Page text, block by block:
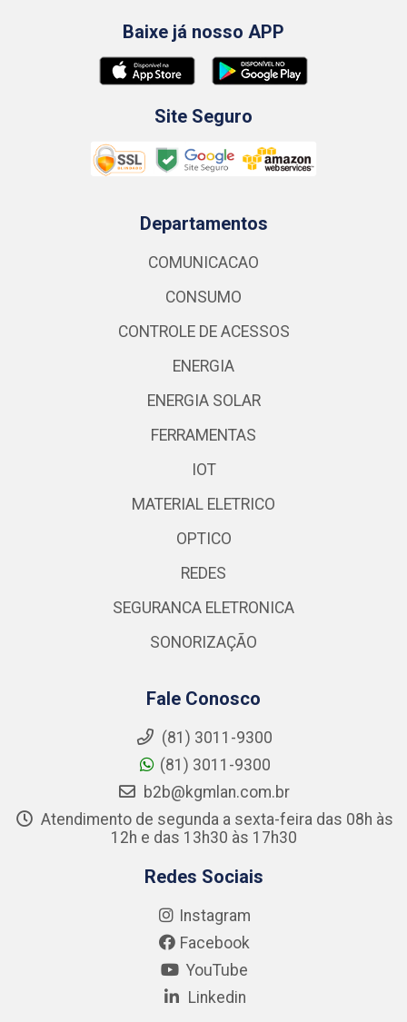
Baixe já nosso APP
Site Seguro
Departamentos
COMUNICACAO
CONSUMO
CONTROLE DE ACESSOS
ENERGIA
ENERGIA SOLAR
FERRAMENTAS
IOT
MATERIAL ELETRICO
OPTICO
REDES
SEGURANCA ELETRONICA
SONORIZAÇÃO
Fale Conosco
(81) 3011-9300
(81) 3011-9300
b2b@kgmlan.com.br
Atendimento de segunda a sexta-feira das 08h às
12h e das 13h30 às 17h30
Redes Sociais
Instagram
Facebook
YouTube
Linkedin